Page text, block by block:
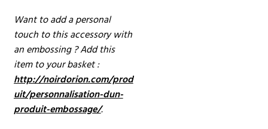
Want to add a personal
touch to this accessory with
an embossing ? Add this
item to your basket :
http://noirdorion.com/prod
uit/personnalisation-dun-
produit-embossage/.